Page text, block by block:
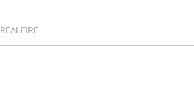
REALFIRE